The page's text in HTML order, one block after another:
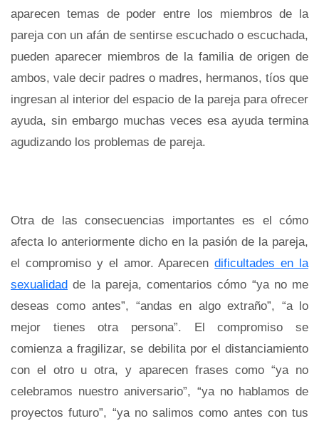
aparecen temas de poder entre los miembros de la
pareja con un afán de sentirse escuchado o escuchada,
pueden aparecer miembros de la familia de origen de
ambos, vale decir padres o madres, hermanos, tíos que
ingresan al interior del espacio de la pareja para ofrecer
ayuda, sin embargo muchas veces esa ayuda termina
agudizando los problemas de pareja.
Otra de las consecuencias importantes es el cómo
afecta lo anteriormente dicho en la pasión de la pareja,
el compromiso y el amor. Aparecendificultades en la
sexualidad de la pareja, comentarios cómo “ya no me
deseas como antes”, “andas en algo extraño”, “a lo
mejor tienes otra persona”. El compromiso se
comienza a fragilizar, se debilita por el distanciamiento
con el otro u otra, y aparecen frases como “ya no
celebramos nuestro aniversario”, “ya no hablamos de
proyectos futuro”, “ya no salimos como antes con tus